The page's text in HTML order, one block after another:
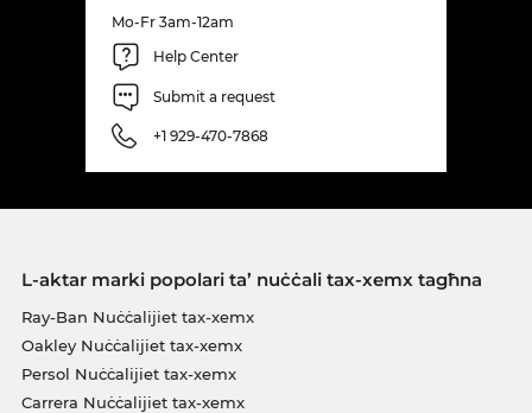
Mo-Fr 3am-12am
Help Center
Submit a request
+1 929-470-7868
L-aktar marki popolari ta’ nuċċali tax-xemx tagħna
Ray-Ban Nuċċalijiet tax-xemx
Oakley Nuċċalijiet tax-xemx
Persol Nuċċalijiet tax-xemx
Carrera Nuċċalijiet tax-xemx